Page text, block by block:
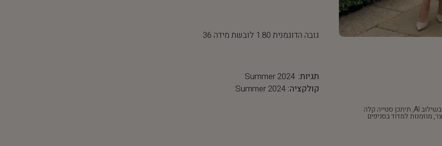
*חלק מהתמונות נוצרו בשילוב AI, תיתכן סטייה קלה
מוזמנות למדוד בסניפים
גובה הדוגמנית 1.80 לובשת מידה 36
תגיות: Summer 2024
קולקציה:Summer 2024